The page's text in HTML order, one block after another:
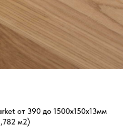
от 390 до 1500х150х13мм
м2)